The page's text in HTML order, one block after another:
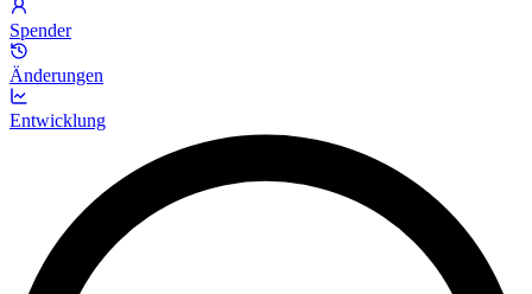
Spender
Änderungen
Entwicklung